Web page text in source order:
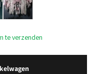
te verzenden